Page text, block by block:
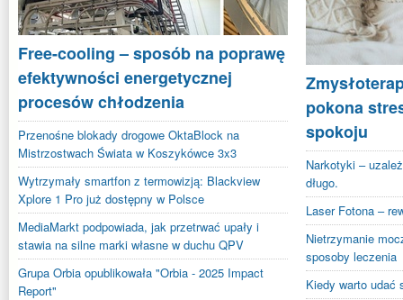
Free-cooling – sposób na poprawę
efektywności energetycznej
procesów chłodzenia
Przenośne blokady drogowe OktaBlock na
Mistrzostwach Świata w Koszykówce 3x3
Wytrzymały smartfon z termowizją: Blackview
Xplore 1 Pro już dostępny w Polsce
MediaMarkt podpowiada, jak przetrwać upały i
stawia na silne marki własne w duchu QPV
Grupa Orbia opublikowała "Orbia - 2025 Impact
Report"
pokona
spokoju
Narkotyki –
długo.
Laser Fotona –
Nietrzymanie
sposoby leczenia
Kiedy warto udać